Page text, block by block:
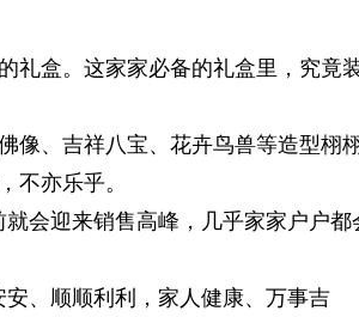
礼盒。这家家必备的礼盒里，究竟
像、吉祥八宝、花卉鸟兽等造型栩
不亦乐乎。
会迎来销售高峰，几乎家家户户都
、顺顺利利，家人健康、万事吉